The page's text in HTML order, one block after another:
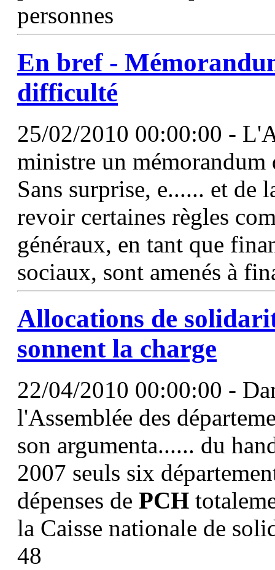
personnes
En bref -
difficulté
25/02/2010 00:00:00 -
ministre un mémorandum
Sans surprise, e...... et de
revoir certaines règles
généraux, en tant que
sociaux, sont amenés à
Allocations de
sonnent la charge
22/04/2010 00:00:00 -
l'Assemblée des
son argumenta...... du
2007 seuls six
dépenses de PCH
la Caisse nationale de
48